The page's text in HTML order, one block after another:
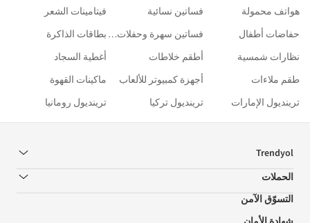
هواتف محمولة
فساتين نسائية
فيتامينات الشعر
حفاضات أطفال
فساتين سهرة وحفلات تخرجبطاقات الذاكرة
نظارات شمسية
أطقم خلاطات
أغطية السجاد
طقم ملاءات
أجهزة كمبيوتر للألعاب
ماكينات القهوة
ترينديول الإمارات
ترينديول تركيا ترينديول رومانيا
Trendyol
الحملات
التسوّق الآمن